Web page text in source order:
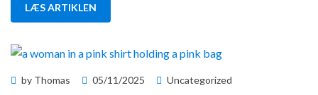
LÆS ARTIKLEN
by Thomas
Posted
05/11/2025 Uncategorized